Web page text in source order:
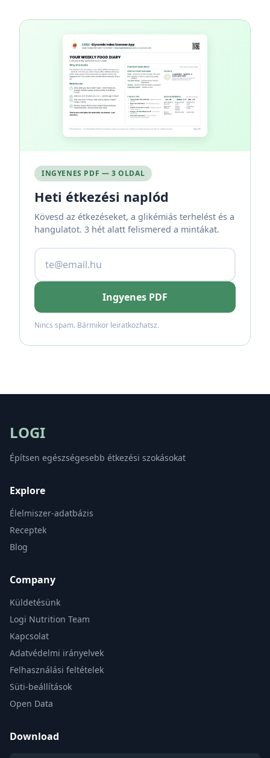
INGYENES PDF — 3 OLDAL
Heti étkezési naplód
Kövesd az étkezéseket, a glikémiás terhelést és a
hangulatot. 3 hét alatt felismered a mintákat.
Ingyenes PDF
Nincs spam. Bármikor leiratkozhatsz.
LOGI
Építsen egészségesebb étkezési szokásokat
Explore
Élelmiszer-adatbázis
Receptek
Blog
Company
Küldetésünk
Logi Nutrition Team
Kapcsolat
Adatvédelmi irányelvek
Felhasználási feltételek
Süti-beállítások
Open Data
Download